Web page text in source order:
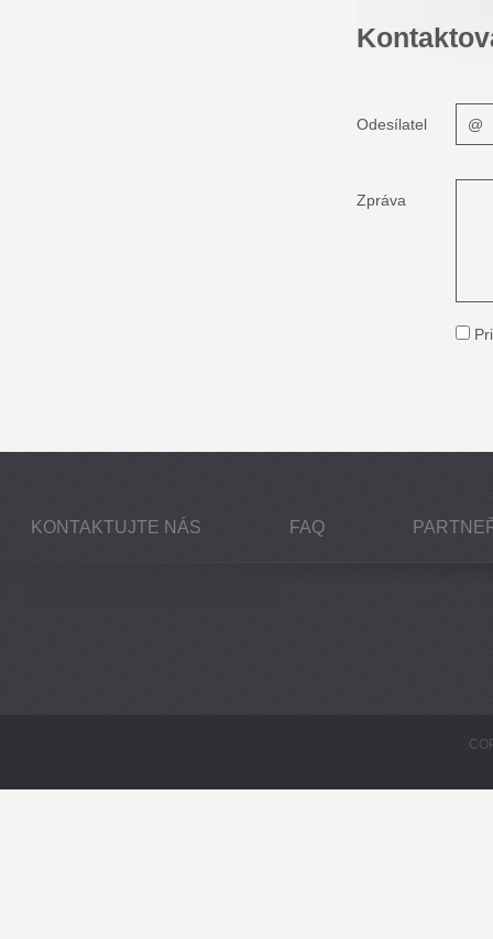
Odesílatel
Zpráva
KONTAKTUJTE NÁS FAQ